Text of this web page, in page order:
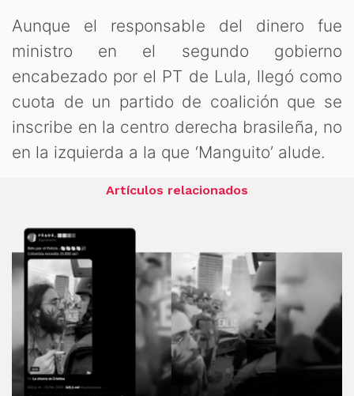
Aunque el responsable del dinero fue
ministro en el segundo gobierno
encabezado por el PT de Lula, llegó como
cuota de un partido de coalición que se
inscribe en la centro derecha brasileña, no
en la izquierda a la que ‘Manguito’ alude.
Artículos relacionados